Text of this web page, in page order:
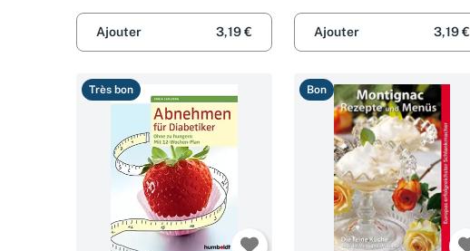
Ajouter 3,19 € Ajouter 3,19 €
Très bon Bon